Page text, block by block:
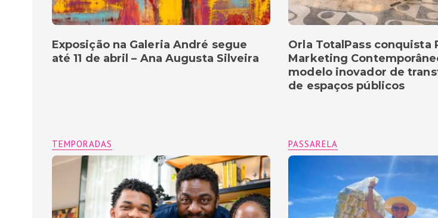
Orla TotalPass conquista
Marketing
modelo inovador de
de espaços públicos
Exposição na Galeria André segue
até 11 de abril – Ana Augusta Silveira
PASSARELA
TEMPORADAS